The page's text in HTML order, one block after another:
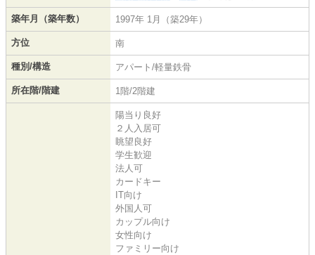
築年月（築年数） 1997年 1月（築29年）
方位 南
種別/構造 アパート/軽量鉄骨
所在階/階建 1階/2階建
陽当り良好
２人入居可
眺望良好
学生歓迎
法人可
カードキー
IT向け
外国人可
カップル向け
女性向け
ファミリー向け